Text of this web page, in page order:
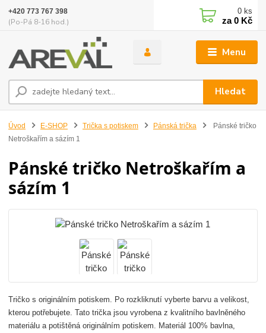
Menu
Hledat
+420 773 767 398
(Po-Pá 8-16 hod.)
0 ks
za0 Kč
Úvod E-SHOP Trička s potiskem Pánská trička
Pánské tričko
Netroškařím a sázím 1
Pánské tričko Netroškařím a
sázím 1
Tričko s originálním potiskem. Po rozkliknutí vyberte barvu a velikost,
kterou potřebujete. Tato trička jsou vyrobena z kvalitního bavlněného
materiálu a potištěná originálním potiskem. Materiál 100% bavlna,